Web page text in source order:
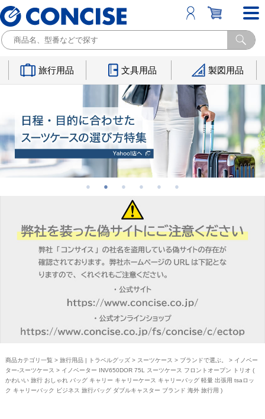
旅行用品 文具用品 製図用品
商品カテゴリ一覧 > 旅行用品 | トラベルグッズ> スーツケース > ブランドで選ぶ。 > イノベー
ター-スーツケース > イノベーター INV650DOR 75L スーツケース フロントオープン トリオ (
かわいい 旅行 おしゃれ バッグ キャリー キャリーケース キャリーバッグ 軽量 出張用 tsaロッ
ク キャリーバック ビジネス 旅行バッグ ダブルキャスター ブランド 海外 旅行用 )